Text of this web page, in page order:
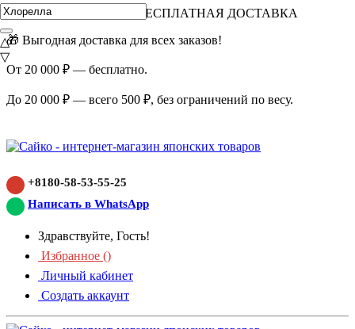
ВНИМАНИЕ АКЦИЯ!
БЕСПЛАТНАЯ ДОСТАВКА
🎁 Выгодная доставка для всех заказов!
От 20 000 ₽ — бесплатно.
До 20 000 ₽ — всего 500 ₽, без ограничений по весу.
+8180-58-53-55-25
Написать в WhatsApp
Здравствуйте, Гость!
Избранное ()
Личный кабинет
Создать аккаунт
△
▽